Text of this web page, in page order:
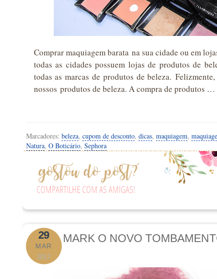
Comprar maquiagem barata na sua cidade ou em
todas as cidades possuem lojas de produtos de
todas as marcas de produtos de beleza.
nossos produtos de beleza. A compra de produtos …
Marcadores: beleza, cupom de desconto, dicas, maquiagem,
Natura, O Boticário, Sephora
29
MAR
2017
MARK O NOVO